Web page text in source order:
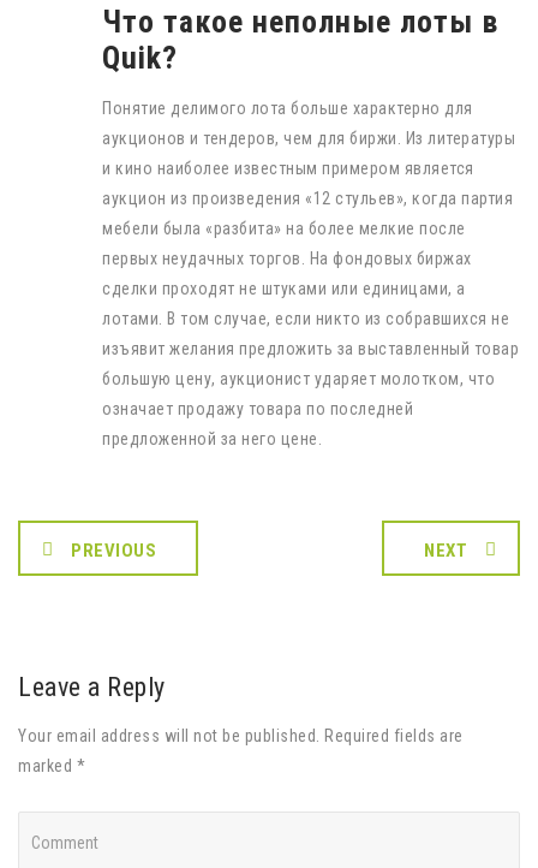
Что такое неполные лоты в
Quik?
Понятие делимого лота больше характерно для
аукционов и тендеров, чем для биржи. Из литературы
и кино наиболее известным примером является
аукцион из произведения «12 стульев», когда партия
мебели была «разбита» на более мелкие после
первых неудачных торгов. На фондовых биржах
сделки проходят не штуками или единицами, а
лотами. В том случае, если никто из собравшихся не
изъявит желания предложить за выставленный товар
большую цену, аукционист ударяет молотком, что
означает продажу товара по последней
предложенной за него цене.
PREVIOUS NEXT
Leave a Reply
Your email address will not be published. Required fields are
marked *